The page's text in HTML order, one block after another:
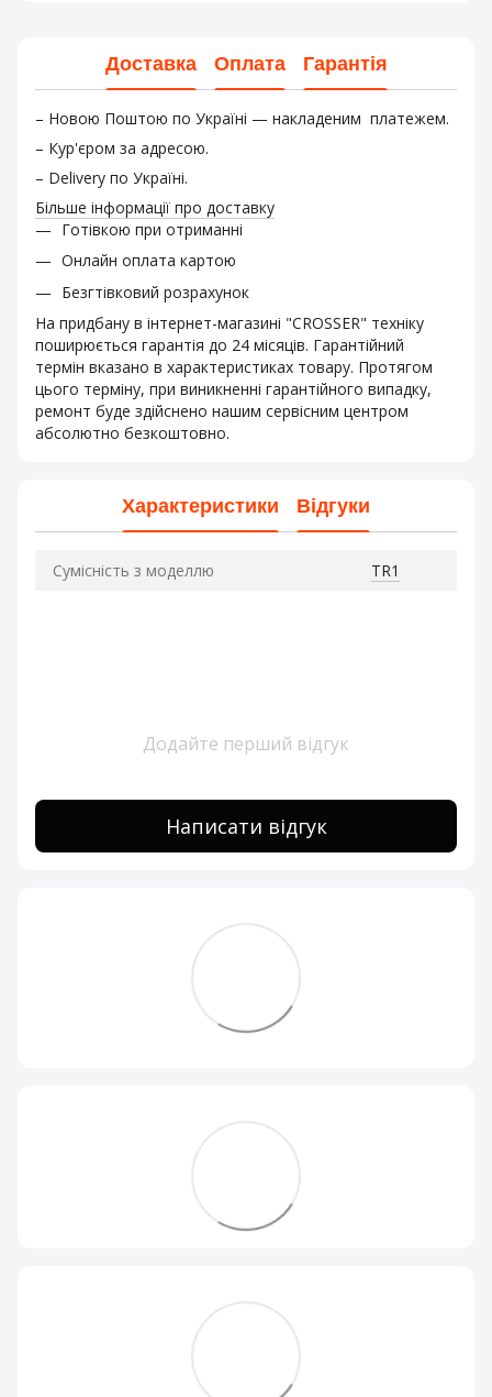
Доставка Оплата Гарантія
– Новою Поштою по Україні — накладеним платежем.
– Кур'єром за адресою.
– Delivery по Україні.
Більше інформації про доставку
Готівкою при отриманні
Онлайн оплата картою
Безгтівковий розрахунок
На придбану в інтернет-магазині "CROSSER" техніку
поширюється гарантія до 24 місяців. Гарантійний
термін вказано в характеристиках товару. Протягом
цього терміну, при виникненні гарантійного випадку,
ремонт буде здійснено нашим сервісним центром
абсолютно безкоштовно.
Характеристики Відгуки
Сумісність з моделлю TR1
Додайте перший відгук
Написати відгук